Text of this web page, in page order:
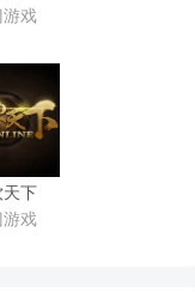
戏
天下
戏